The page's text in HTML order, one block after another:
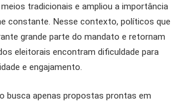
tradicionais e ampliou a importância
constante. Nesse contexto, políticos que
grande parte do mandato e retornam
eleitorais encontram dificuldade para
e engajamento.
busca apenas propostas prontas em